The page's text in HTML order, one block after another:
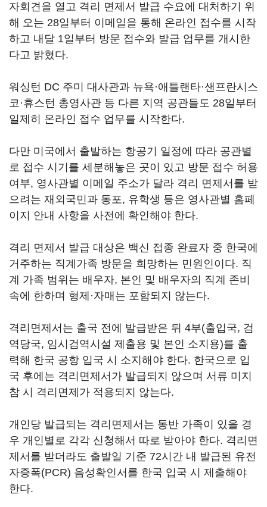
자회견을 열고 격리 면제서 발급 수요에 대처하기 위
해 오는 28일부터 이메일을 통해 온라인 접수를 시작
하고 내달 1일부터 방문 접수와 발급 업무를 개시한
다고 밝혔다.
워싱턴 DC 주미 대사관과 뉴욕·애틀랜타·샌프란시스
코·휴스턴 총영사관 등 다른 지역 공관들도 28일부터
일제히 온라인 접수 업무를 시작한다.
다만 미국에서 출발하는 항공기 일정에 따라 공관별
로 접수 시기를 세분해놓은 곳이 있고 방문 접수 허용
여부, 영사관별 이메일 주소가 달라 격리 면제서를 받
으려는 재외국민과 동포, 유학생 등은 영사관별 홈페
이지 안내 사항을 사전에 확인해야 한다.
격리 면제서 발급 대상은 백신 접종 완료자 중 한국에
거주하는 직계가족 방문을 희망하는 민원인이다. 직
계 가족 범위는 배우자, 본인 및 배우자의 직계 존비
속에 한하며 형제·자매는 포함되지 않는다.
격리면제서는 출국 전에 발급받은 뒤 4부(출입국, 검
역당국, 임시검역시설 제출용 및 본인 소지용)를 출
력해 한국 공항 입국 시 소지해야 한다. 한국으로 입
국 후에는 격리면제서가 발급되지 않으며 서류 미지
참 시 격리면제가 적용되지 않는다.
개인당 발급되는 격리면제서는 동반 가족이 있을 경
우 개인별로 각각 신청해서 따로 받아야 한다. 격리면
제서를 받더라도 출발일 기준 72시간 내 발급된 유전
자증폭(PCR) 음성확인서를 한국 입국 시 제출해야
한다.